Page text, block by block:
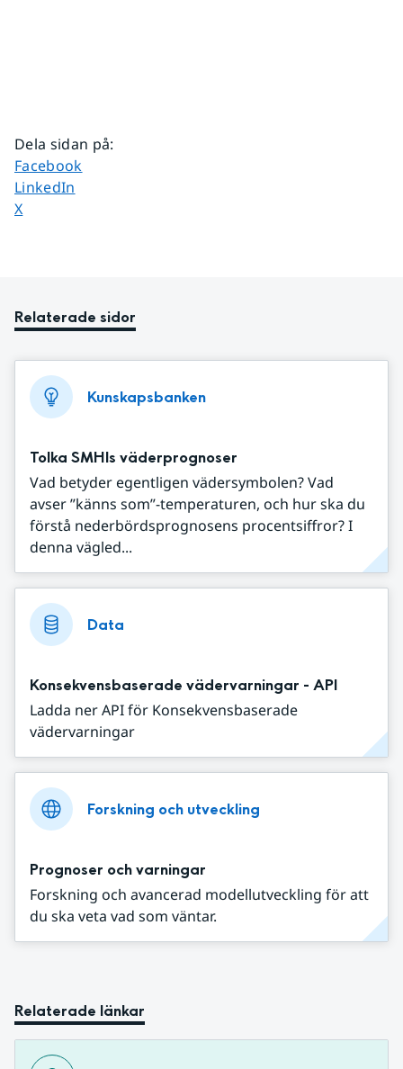
Dela sidan på:
Dela sidan på
Facebook
Dela sidan på
LinkedIn
Dela sidan på
X
Relaterade sidor
Kunskapsbanken
Tolka SMHIs väderprognoser
Vad betyder egentligen vädersymbolen? Vad
avser ”känns som”-temperaturen, och hur ska du
förstå nederbördsprognosens procentsiffror? I
denna vägled...
Data
Konsekvensbaserade vädervarningar - API
Ladda ner API för Konsekvensbaserade
vädervarningar
Forskning och utveckling
Prognoser och varningar
Forskning och avancerad modellutveckling för att
du ska veta vad som väntar.
Relaterade länkar